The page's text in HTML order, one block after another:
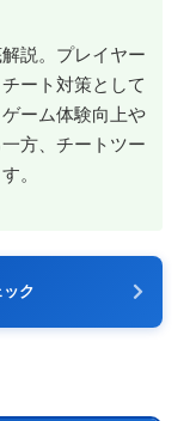
説。プレイヤー
ート対策として
ーム体験向上や
方、チートツー
。
ク